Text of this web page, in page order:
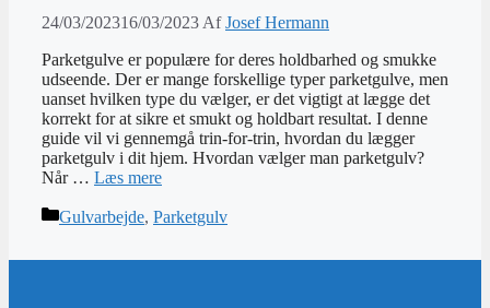
24/03/202316/03/2023 AfJosef Hermann
Parketgulve er populære for deres holdbarhed og smukke
udseende. Der er mange forskellige typer parketgulve, men
uanset hvilken type du vælger, er det vigtigt at lægge det
korrekt for at sikre et smukt og holdbart resultat. I denne
guide vil vi gennemgå trin-for-trin, hvordan du lægger
parketgulv i dit hjem. Hvordan vælger man parketgulv?
Når … Læs mere
Kategorier
Gulvarbejde, Parketgulv